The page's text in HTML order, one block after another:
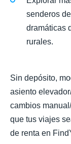
senderos
dramáticas
rurales.
Sin depósito,
asiento
cambios
que tus viajes
de renta en